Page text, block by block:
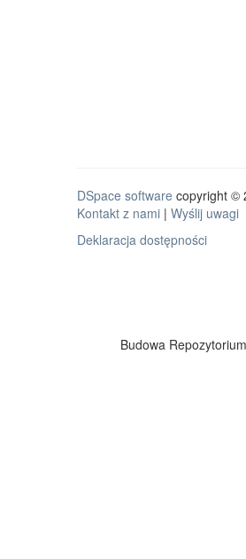
DSpace software copyright ©
Kontakt z nami | Wyślij uwagi
Deklaracja dostępności
Budowa